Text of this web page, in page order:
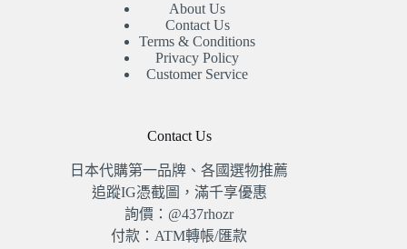
About Us
Contact Us
Terms & Conditions
Privacy Policy
Customer Service
Contact Us
日本代購第一品牌、各國選物推薦
追蹤IG憑截圖，滿千享優惠
詢價：@437rhozr
付款：ATM轉帳/匯款